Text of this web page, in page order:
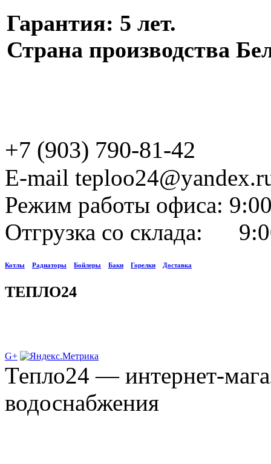
Гарантия: 5 лет.
Страна производства
+7 (903) 790-81-42
E-mail
Режим работы офиса:
Отгрузка со склада:
Котлы Радиаторы Бойлеры Баки Горелки Доставка
ТЕПЛО24
G+
Тепло24 — интернет-
водоснабжения